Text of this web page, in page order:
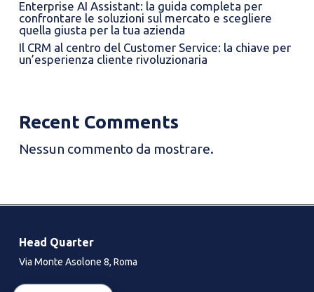
Enterprise AI Assistant: la guida completa per
confrontare le soluzioni sul mercato e scegliere
quella giusta per la tua azienda
Il CRM al centro del Customer Service: la chiave per
un’esperienza cliente rivoluzionaria
Recent Comments
Nessun commento da mostrare.
Head Quarter
Via Monte Asolone 8, Roma